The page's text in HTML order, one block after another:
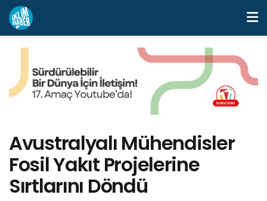
Avustralyalı Mühendisler
Fosil Yakıt Projelerine
Sırtlarını Döndü